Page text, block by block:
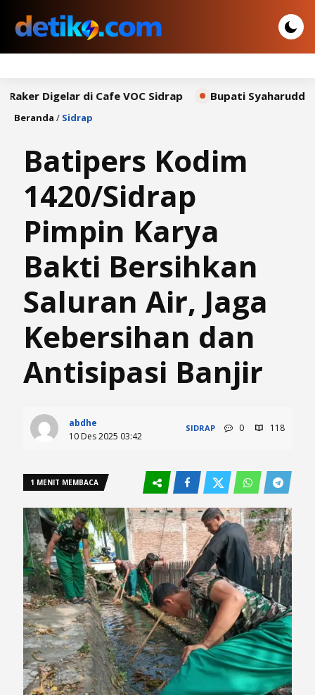
di Cafe VOC Sidrap Bupati Syaharuddin
Beranda / Sidrap
​Batipers Kodim
1420/Sidrap
Pimpin Karya
Bakti Bersihkan
Saluran Air, Jaga
Kebersihan dan
Antisipasi Banjir
abdhe
10 Des 2025 03:42
SIDRAP 0 118
1 MENIT MEMBACA